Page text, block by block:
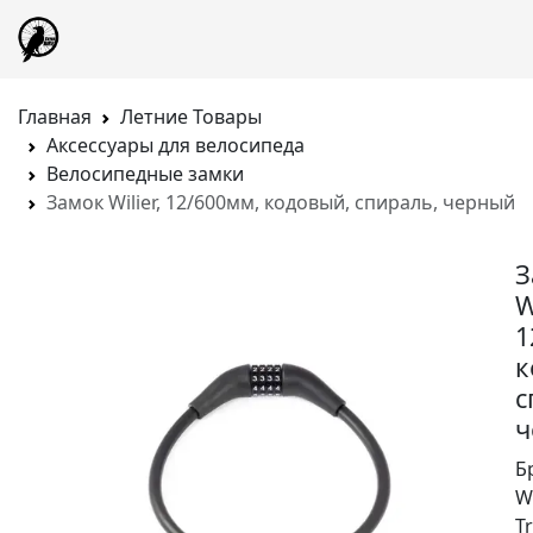
Главная
Летние Товары
Аксессуары для велосипеда
Велосипедные замки
Замок Wilier, 12/600мм, кодовый, спираль, черный